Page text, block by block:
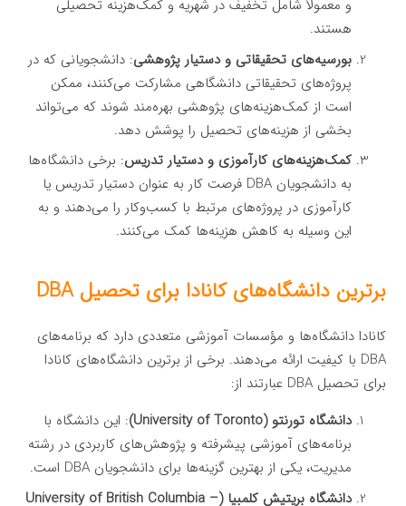
و معمولاً شامل تخفیف در شهریه و کمک‌هزینه تحصیلی
هستند.
بورسیه‌های تحقیقاتی و دستیار پژوهشی: دانشجویانی که در
پروژه‌های تحقیقاتی دانشگاهی مشارکت می‌کنند، ممکن
است از کمک‌هزینه‌های پژوهشی بهره‌مند شوند که می‌تواند
بخشی از هزینه‌های تحصیل را پوشش دهد.
کمک‌هزینه‌های کارآموزی و دستیار تدریس: برخی دانشگاه‌ها
به دانشجویان DBA فرصت کار به عنوان دستیار تدریس یا
کارآموزی در پروژه‌های مرتبط با کسب‌وکار را می‌دهند و به
این وسیله به کاهش هزینه‌ها کمک می‌کنند.
برترین دانشگاه‌های کانادا برای تحصیل DBA
کانادا دانشگاه‌ها و مؤسسات آموزشی متعددی دارد که برنامه‌های
DBA با کیفیت ارائه می‌دهند. برخی از برترین دانشگاه‌های کانادا
برای تحصیل DBA عبارتند از:
دانشگاه تورنتو (University of Toronto)
: این دانشگاه با
برنامه‌های آموزشی پیشرفته و پژوهش‌های کاربردی در رشته
مدیریت، یکی از بهترین گزینه‌ها برای دانشجویان DBA است.
دانشگاه بریتیش کلمبیا (University of British Columbia –